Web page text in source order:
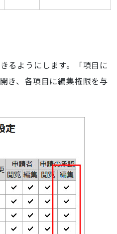
るようにします。「項目に
き、各項目に編集権限を与